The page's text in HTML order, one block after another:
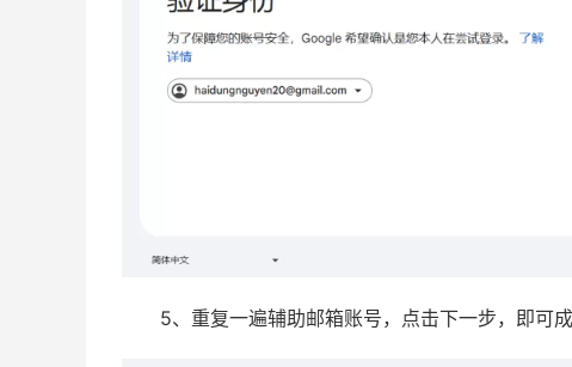
5、重复一遍辅助邮箱账号，点击下一步，即可成